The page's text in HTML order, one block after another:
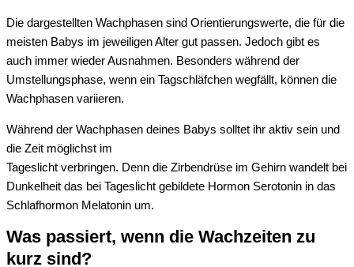
Die dargestellten Wachphasen sind Orientierungswerte, die für die
meisten Babys im jeweiligen Alter gut passen. Jedoch gibt es
auch immer wieder Ausnahmen. Besonders während der
Umstellungsphase, wenn ein Tagschläfchen wegfällt, können die
Wachphasen variieren.
Während der Wachphasen deines Babys solltet ihr aktiv sein und
die Zeit möglichst im
Tageslicht verbringen. Denn die Zirbendrüse im Gehirn wandelt bei
Dunkelheit das bei Tageslicht gebildete Hormon Serotonin in das
Schlafhormon Melatonin um.
Was passiert, wenn die Wachzeiten zu
kurz sind?